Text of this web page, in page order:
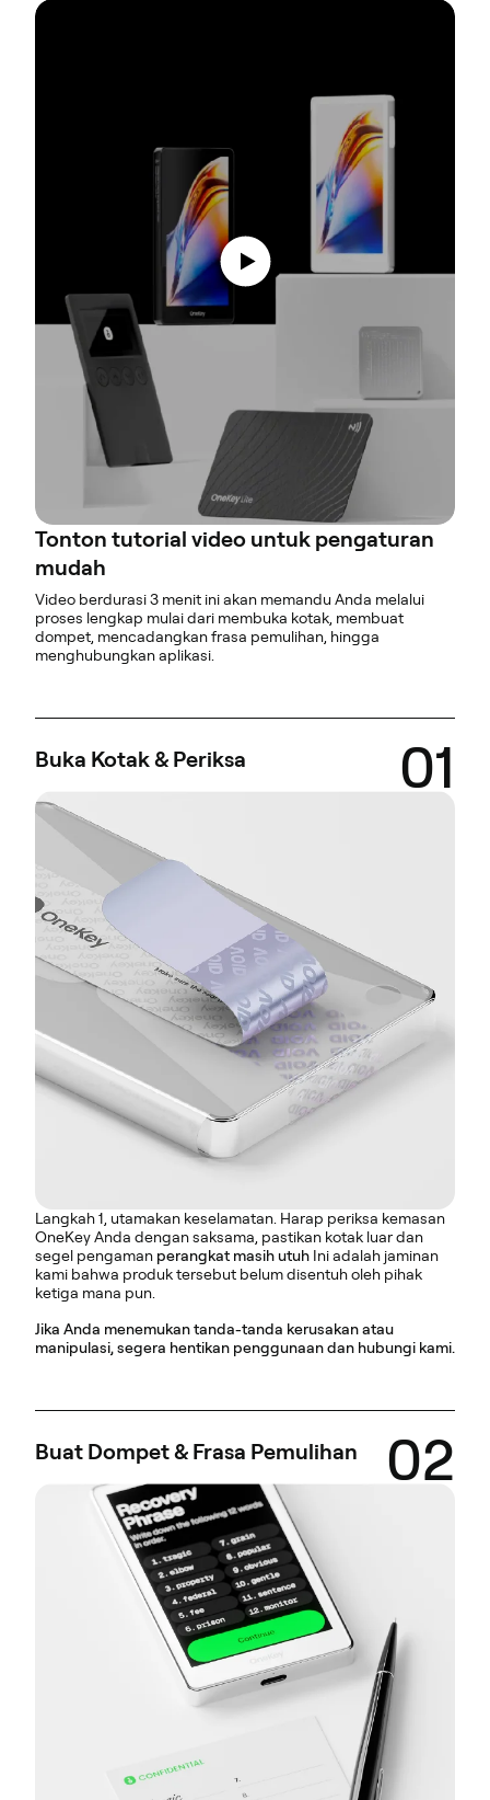
Tonton tutorial video untuk pengaturan
mudah
Video berdurasi 3 menit ini akan memandu Anda melalui
proses lengkap mulai dari membuka kotak, membuat
dompet, mencadangkan frasa pemulihan, hingga
menghubungkan aplikasi.
Buka Kotak & Periksa 01
Langkah 1, utamakan keselamatan. Harap periksa kemasan
OneKey Anda dengan saksama, pastikan kotak luar dan
segel pengaman perangkat masih utuh Ini adalah jaminan
kami bahwa produk tersebut belum disentuh oleh pihak
ketiga mana pun.
Jika Anda menemukan tanda-tanda kerusakan atau
manipulasi, segera hentikan penggunaan dan hubungi kami.
Buat Dompet & Frasa Pemulihan 02